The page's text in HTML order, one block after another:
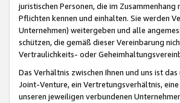
juristischen Personen, die im
Pflichten kennen und einhalten. Sie werden
Unternehmen) weitergeben und alle
schützen, die gemäß dieser Vereinbarung
Vertraulichkeits- oder
Das Verhältnis zwischen Ihnen und uns ist
Joint-Venture, ein Vertretungsverhältnis,
unseren jeweiligen verbundenen